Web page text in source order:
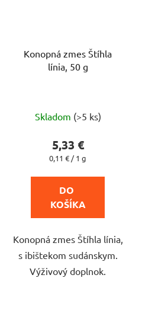
Konopná zmes Štíhla
línia, 50 g
hodnotenie
produktu
je
z
5
hviezdičiek.
Skladom (>5 ks)
5,33 €
Jednotková
0,11 € / 1 g
DO
KOŠÍKA
Konopná zmes Štíhla línia,
s ibištekom sudánskym.
Výživový doplnok.